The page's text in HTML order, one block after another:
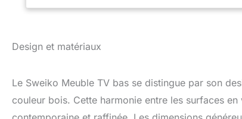
pouvez
une
Design et matériaux
Le Sweiko Meuble TV bas se distingue par son
couleur bois. Cette harmonie entre les surfaces